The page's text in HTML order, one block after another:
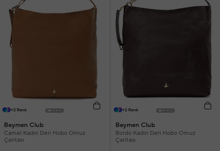
+2 Renk
Beymen Club
Camel Kadın Deri Hobo Omuz
Çantası
+2 Renk
Beymen Club
Bordo Kadın Deri Hobo Omuz
Çantası